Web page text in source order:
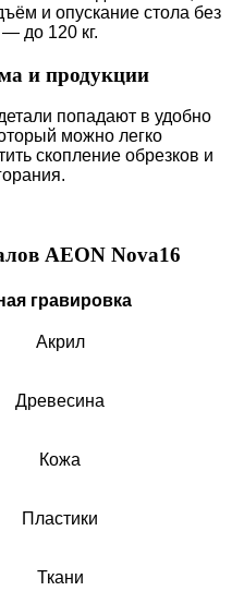
и опускание стола без
до 120 кг.
и продукции
попадают в удобно
можно легко
скопление обрезков и
AEON Nova16
гравировка
Акрил
Древесина
Кожа
Пластики
Ткани